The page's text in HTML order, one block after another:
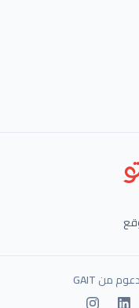
منGAIT